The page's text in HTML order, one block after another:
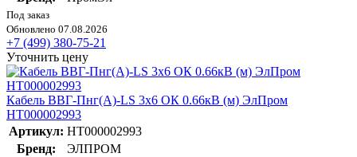
Под заказ
Обновлено 07.08.2026
+7 (499) 380-75-21
Уточнить цену
Кабель ВВГ-Пнг(А)-LS 3х6 ОК 0.66кВ (м) ЭлПром
НТ000002993
Артикул: НТ000002993
Бренд:
ЭЛПРОМ